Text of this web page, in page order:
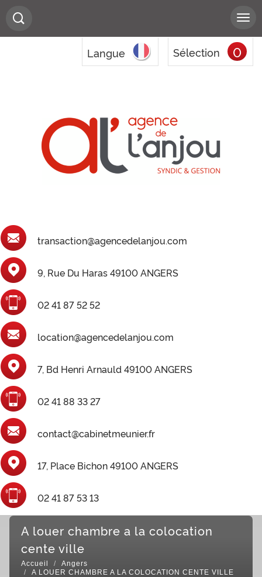
Langue Sélection 0
transaction@agencedelanjou.com
9, Rue Du Haras 49100 ANGERS
02 41 87 52 52
location@agencedelanjou.com
7, Bd Henri Arnauld 49100 ANGERS
02 41 88 33 27
contact@cabinetmeunier.fr
17, Place Bichon 49100 ANGERS
02 41 87 53 13
a louer chambre a la colocation
cente ville
Accueil
Angers
A LOUER CHAMBRE A LA COLOCATION CENTE VILLE